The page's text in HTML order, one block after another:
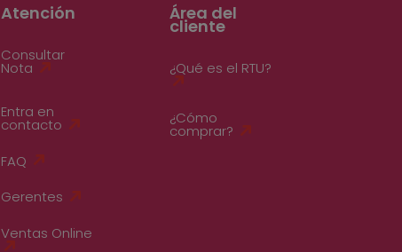
Atención
Consultar
Nota
Entra en
contacto
FAQ
Gerentes
Ventas Online
Área del
cliente
¿Qué es el RTU?
¿Cómo
comprar?